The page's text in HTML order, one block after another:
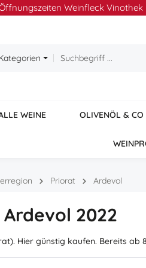
Weinfleck Vinothek
WEINE OLIVENÖL & CO
Priorat Ardevol
2022
Hier günstig kaufen. Bereits ab